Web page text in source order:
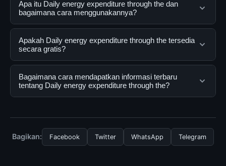
Apa itu Daily energy expenditure through the dan
bagaimana cara menggunakannya?
Daily energy expenditure through the adalah layanan
digital yang dirancang untuk membantu pengguna
mendapatkan informasi lengkap dan terpercaya. Anda
dapat menggunakannya dengan mengunjungi situs
resmi dan mengikuti panduan yang tersedia.
Apakah Daily energy expenditure through the tersedia
secara gratis?
Ya, Daily energy expenditure through the dapat diakses
secara gratis oleh semua pengguna. Tidak ada biaya
tersembunyi atau langganan yang diperlukan untuk
Bagaimana cara mendapatkan informasi terbaru
tentang Daily energy expenditure through the?
mengunjungi halaman resmi kami secara berkala. Kami
selalu memperbarui konten dengan informasi terkini dan
Bagikan: Facebook Twitter WhatsApp Telegram